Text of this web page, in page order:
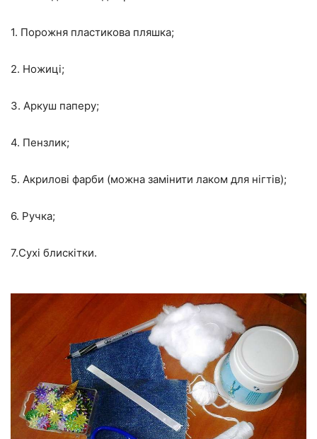
1. Порожня пластикова пляшка;
2. Ножиці;
3. Аркуш паперу;
4. Пензлик;
5. Акрилові фарби (можна замінити лаком для нігтів);
6. Ручка;
7.Сухі блискітки.